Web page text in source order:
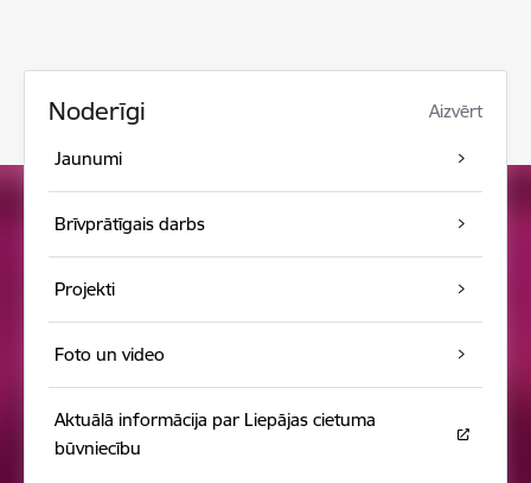
Noderīgi Aizvērt
Jaunumi
Brīvprātīgais darbs
Projekti
Foto un video
Aktuālā informācija par Liepājas cietuma
būvniecību